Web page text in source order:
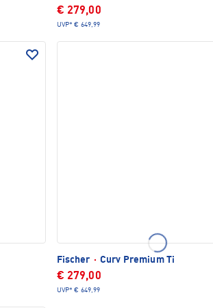
€ 279,00
UVP* € 649,99
Fischer · Curv Premium Ti
€ 279,00
UVP* € 649,99